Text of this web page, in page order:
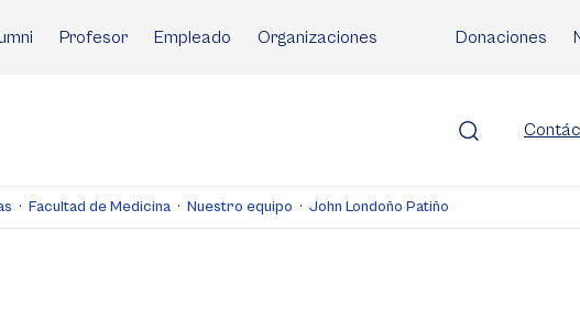
Profesor Empleado Organizaciones Donaciones
Facultad de Medicina Nuestro equipo John Londoño Patiño